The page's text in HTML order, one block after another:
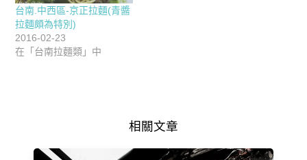
台南.中西區-京正拉麵(青醬
拉麵頗為特別)
2016-02-23
在「台南拉麵類」中
相關文章